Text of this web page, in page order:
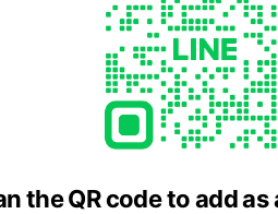
すのでご家族・子供との食事に使え
the QR code to add as